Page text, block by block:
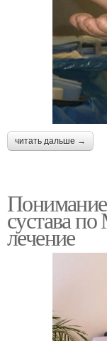
читать дальше →
Понимание
сустава
лечение